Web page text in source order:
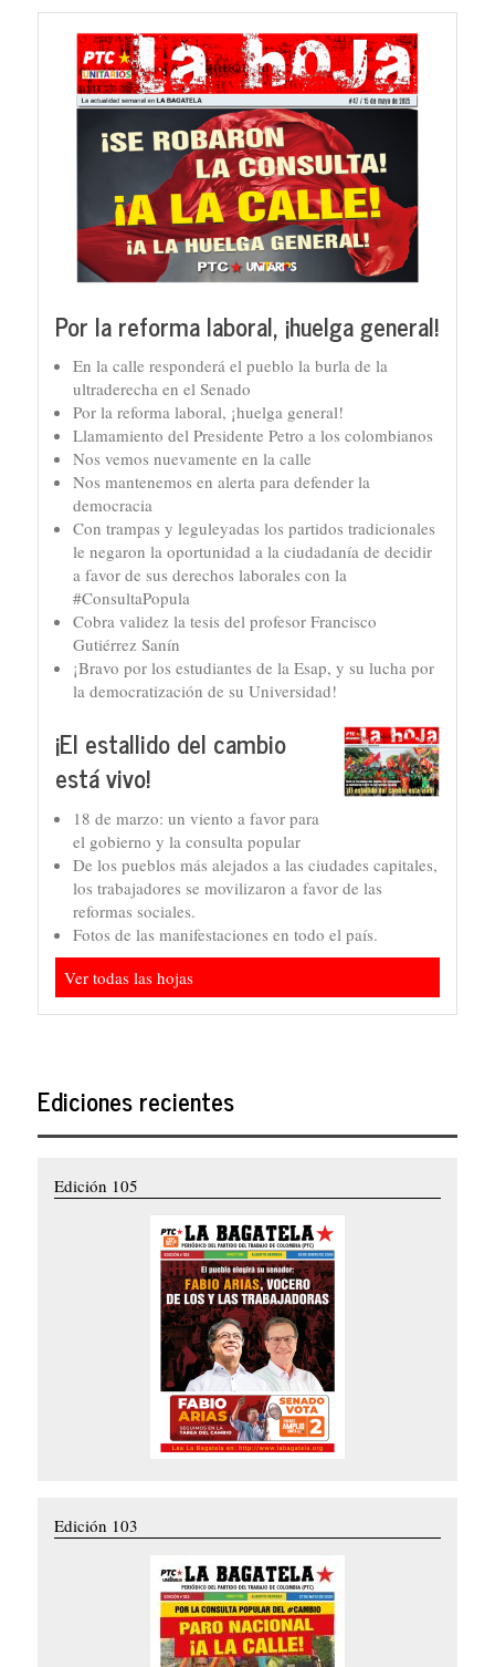
Por la reforma laboral, ¡huelga general!
En la calle responderá el pueblo la burla de la
ultraderecha en el Senado
Por la reforma laboral, ¡huelga general!
Llamamiento del Presidente Petro a los colombianos
Nos vemos nuevamente en la calle
Nos mantenemos en alerta para defender la
democracia
Con trampas y leguleyadas los partidos tradicionales
le negaron la oportunidad a la ciudadanía de decidir
a favor de sus derechos laborales con la
#ConsultaPopula
Cobra validez la tesis del profesor Francisco
Gutiérrez Sanín
¡Bravo por los estudiantes de la Esap, y su lucha por
la democratización de su Universidad!
¡El estallido del cambio
está vivo!
18 de marzo: un viento a favor para
el gobierno y la consulta popular
De los pueblos más alejados a las ciudades capitales,
los trabajadores se movilizaron a favor de las
reformas sociales.
Fotos de las manifestaciones en todo el país.
Ver todas las hojas
Ediciones recientes
Edición 105
Edición 103